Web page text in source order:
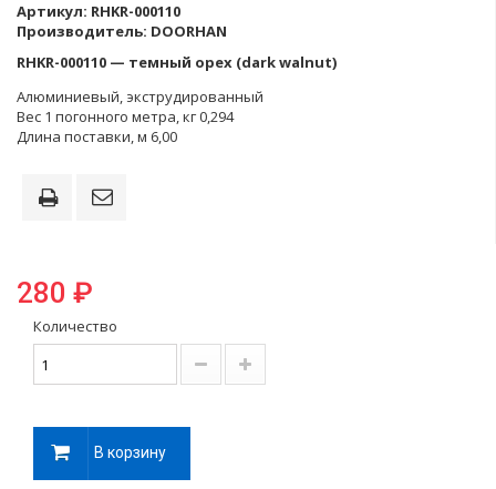
Артикул: RHKR-000110
Производитель: DOORHAN
RHKR-000110 — темный орех (dark walnut)
Алюминиевый, экструдированный
Вес 1 погонного метра, кг 0,294
Длина поставки, м 6,00
280 ₽
Количество
В корзину